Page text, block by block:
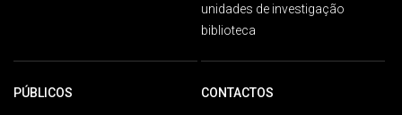
unidades de investigação
biblioteca
PÚBLICOS CONTACTOS